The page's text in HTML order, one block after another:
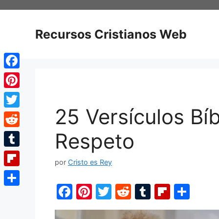
contenidoRecursos Cristianos Web
25 Versículos
Respeto
por Cristo es Rey
F
a
Pi
nt
T
w
R
e
T
u
Fl
ip o
Facebook
Pinterest
Twitter
Reddit
Tumblr
Flipboard